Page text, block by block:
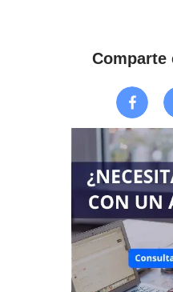
Comparte